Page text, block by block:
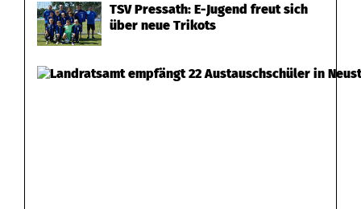
TSV Pressath: E-Jugend freut sich
über neue Trikots